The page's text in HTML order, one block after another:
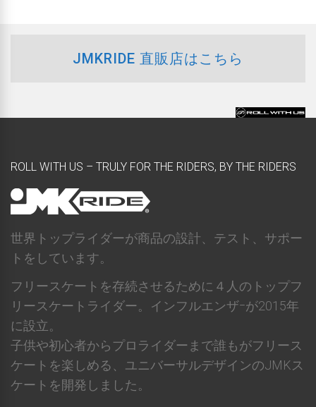
JMKRIDE 直販店はこちら
ROLL WITH US – TRULY FOR THE RIDERS, BY THE RIDERS
世界トップライダーが商品の設計、テスト、サポー
トをしています。
フリースケートを存続させるために４人のトップフ
リースケートライダー。インフルエンザｰが2015年
に設立。
子供や初心者からプロライダーまで誰もがフリース
ケートを楽しめる、ユニバーサルデザインのJMKス
ケートを開発しました。